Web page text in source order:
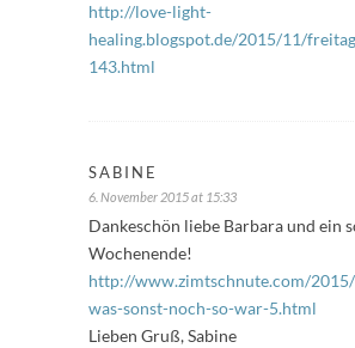
http://love-light-
healing.blogspot.de/2015/11/
143.html
SABINE
6. November 2015 at 15:33
Dankeschön liebe Barbara und ein
Wochenende!
http://www.zimtschnute.com/
was-sonst-noch-so-war-5.html
Lieben Gruß, Sabine